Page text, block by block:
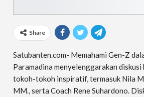
Share
Satubanten.com- Memahami Gen-Z
Paramadina menyelenggarakan
tokoh-tokoh inspiratif, termasuk Nila
MM., serta Coach Rene Suhardono.